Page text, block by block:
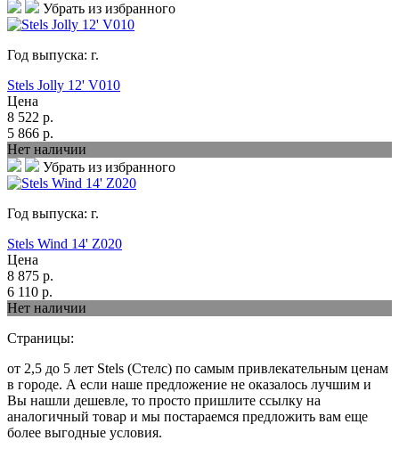
Убрать из избранного
Год выпуска: г.
Stels Jolly 12' V010
Цена
8 522 р.
5 866 р.
Нет наличии
Убрать из избранного
Год выпуска: г.
Stels Wind 14' Z020
Цена
8 875 р.
6 110 р.
Нет наличии
Страницы:
от 2,5 до 5 лет Stels (Стелс) по самым привлекательным ценам
в городе. А если наше предложение не оказалось лучшим и
Вы нашли дешевле, то просто пришлите ссылку на
аналогичный товар и мы постараемся предложить вам еще
более выгодные условия.